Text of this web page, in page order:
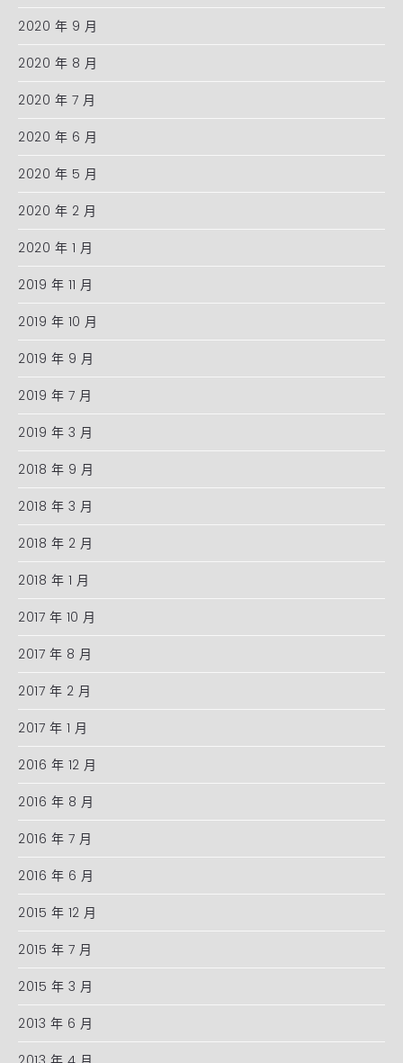
2020 年 9 月
2020 年 8 月
2020 年 7 月
2020 年 6 月
2020 年 5 月
2020 年 2 月
2020 年 1 月
2019 年 11 月
2019 年 10 月
2019 年 9 月
2019 年 7 月
2019 年 3 月
2018 年 9 月
2018 年 3 月
2018 年 2 月
2018 年 1 月
2017 年 10 月
2017 年 8 月
2017 年 2 月
2017 年 1 月
2016 年 12 月
2016 年 8 月
2016 年 7 月
2016 年 6 月
2015 年 12 月
2015 年 7 月
2015 年 3 月
2013 年 6 月